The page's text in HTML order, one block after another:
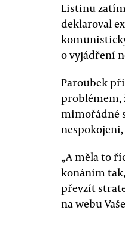
Listinu zatím
deklaroval
o vyjádření
Paroubek
problémem,
mimořádné
nespokojeni,
„A měla to
konáním
převzít
na webu